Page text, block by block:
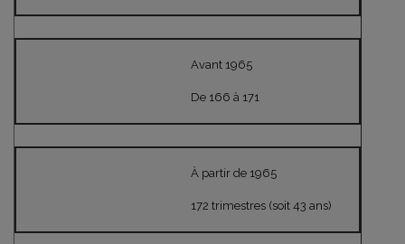
Avant 1965
De 166 à 171
À partir de 1965
172 trimestres (soit 43 ans)